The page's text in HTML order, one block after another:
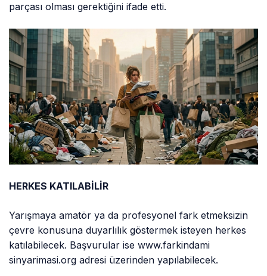
parçası olması gerektiğini ifade etti.
HERKES KATILABİLİR
Yarışmaya amatör ya da profesyonel fark etmeksizin
çevre konusuna duyarlılık göstermek isteyen herkes
katılabilecek. Başvurular ise www.farkindami
sinyarimasi.org adresi üzerinden yapılabilecek.